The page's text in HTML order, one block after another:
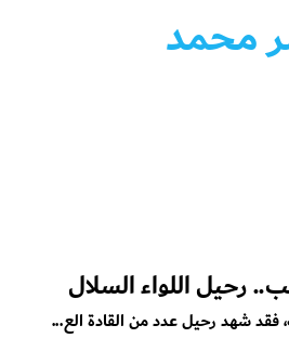
محمد
رحيل اللواء السلال